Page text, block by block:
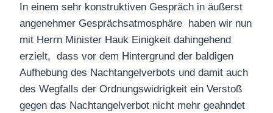
In einem sehr konstruktiven Gespräch in äußerst
angenehmer Gesprächsatmosphäre haben wir nun
mit Herrn Minister Hauk Einigkeit dahingehend
erzielt, dass vor dem Hintergrund der baldigen
Aufhebung des Nachtangelverbots und damit auch
des Wegfalls der Ordnungswidrigkeit ein Verstoß
gegen das Nachtangelverbot nicht mehr geahndet